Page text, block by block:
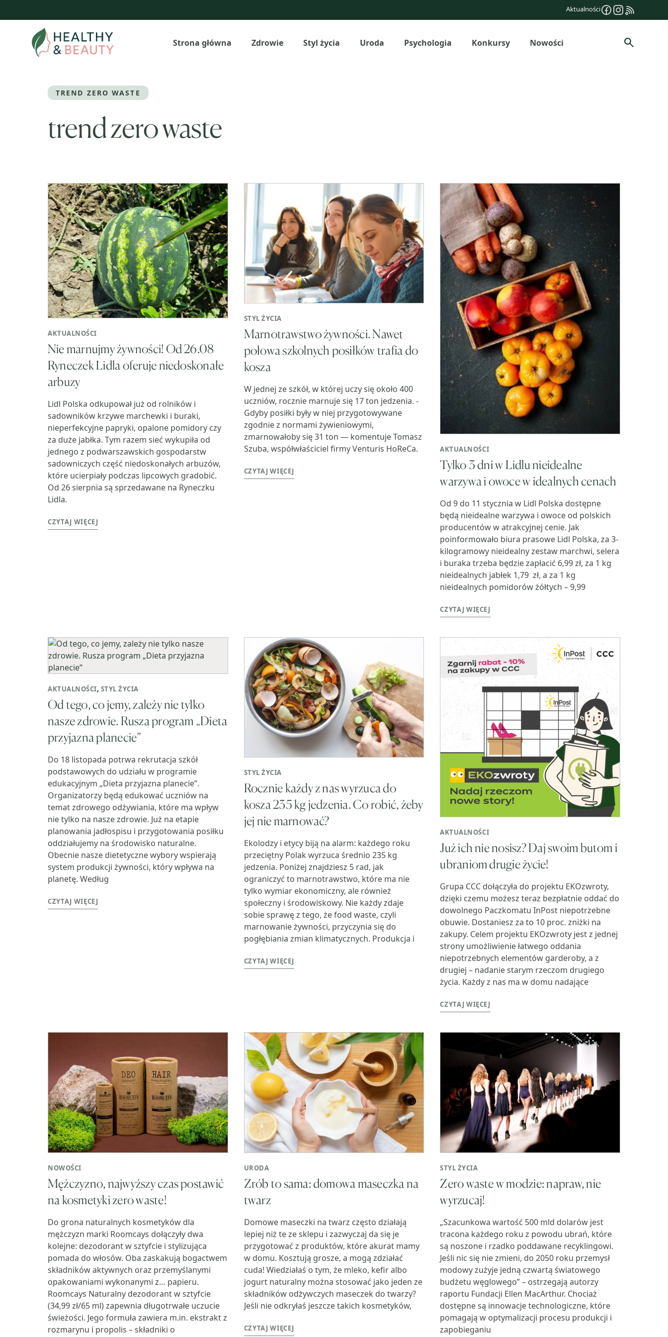
do
Aktualności
Strona główna Zdrowie Styl życia Uroda Psychologia Konkursy Nowości Szukaj
TREND ZERO WASTE
trend zero waste
AKTUALNOŚCI
Nie marnujmy żywności! Od 26.08
Ryneczek Lidla oferuje niedoskonałe
arbuzy
Lidl Polska odkupował już od rolników i
sadowników krzywe marchewki i buraki,
nieperfekcyjne papryki, opalone pomidory czy
za duże jabłka. Tym razem sieć wykupiła od
jednego z podwarszawskich gospodarstw
sadowniczych część niedoskonałych arbuzów,
które ucierpiały podczas lipcowych gradobić.
Od 26 sierpnia są sprzedawane na Ryneczku
Lidla.
CZYTAJ WIĘCEJ
STYL ŻYCIA
Marnotrawstwo żywności. Nawet
połowa szkolnych posiłków trafia do
kosza
W jednej ze szkół, w której uczy się około 400
uczniów, rocznie marnuje się 17 ton jedzenia. -
Gdyby posiłki były w niej przygotowywane
zgodnie z normami żywieniowymi,
zmarnowałoby się 31 ton — komentuje Tomasz
Szuba, współwłaściciel firmy Venturis HoReCa.
CZYTAJ WIĘCEJ
AKTUALNOŚCI
Tylko 3 dni w Lidlu nieidealne
warzywa i owoce w idealnych cenach
Od 9 do 11 stycznia w Lidl Polska dostępne
będą nieidealne warzywa i owoce od polskich
producentów w atrakcyjnej cenie. Jak
poinformowało biura prasowe Lidl Polska, za 3-
kilogramowy nieidealny zestaw marchwi, selera
i buraka trzeba będzie zapłacić 6,99 zł, za 1 kg
nieidealnych jabłek 1,79 zł, a za 1 kg
nieidealnych pomidorów żółtych – 9,99
CZYTAJ WIĘCEJ
AKTUALNOŚCI, STYL ŻYCIA
Od tego, co jemy, zależy nie tylko
nasze zdrowie. Rusza program „Dieta
przyjazna planecie”
Do 18 listopada potrwa rekrutacja szkół
podstawowych do udziału w programie
edukacyjnym „Dieta przyjazna planecie”.
Organizatorzy będą edukować uczniów na
temat zdrowego odżywiania, które ma wpływ
nie tylko na nasze zdrowie. Już na etapie
planowania jadłospisu i przygotowania posiłku
oddziałujemy na środowisko naturalne.
Obecnie nasze dietetyczne wybory wspierają
system produkcji żywności, który wpływa na
planetę. Według
CZYTAJ WIĘCEJ
STYL ŻYCIA
Rocznie każdy z nas wyrzuca do
kosza 235 kg jedzenia. Co robić, żeby
jej nie marnować?
Ekolodzy i etycy biją na alarm: każdego roku
przeciętny Polak wyrzuca średnio 235 kg
jedzenia. Poniżej znajdziesz 5 rad, jak
ograniczyć to marnotrawstwo, które ma nie
tylko wymiar ekonomiczny, ale również
społeczny i środowiskowy. Nie każdy zdaje
sobie sprawę z tego, że food waste, czyli
marnowanie żywności, przyczynia się do
pogłębiania zmian klimatycznych. Produkcja i
CZYTAJ WIĘCEJ
AKTUALNOŚCI
Już ich nie nosisz? Daj swoim butom i
ubraniom drugie życie!
Grupa CCC dołączyła do projektu EKOzwroty,
dzięki czemu możesz teraz bezpłatnie oddać do
dowolnego Paczkomatu InPost niepotrzebne
obuwie. Dostaniesz za to 10 proc. zniżki na
zakupy. Celem projektu EKOzwroty jest z jednej
strony umożliwienie łatwego oddania
niepotrzebnych elementów garderoby, a z
drugiej – nadanie starym rzeczom drugiego
życia. Każdy z nas ma w domu nadające
CZYTAJ WIĘCEJ
NOWOŚCI
Mężczyzno, najwyższy czas postawić
na kosmetyki zero waste!
Do grona naturalnych kosmetyków dla
mężczyzn marki Roomcays dołączyły dwa
kolejne: dezodorant w sztyfcie i stylizująca
pomada do włosów. Oba zaskakują bogactwem
składników aktywnych oraz przemyślanymi
opakowaniami wykonanymi z… papieru.
Roomcays Naturalny dezodorant w sztyfcie
(34,99 zł/65 ml) zapewnia długotrwałe uczucie
świeżości. Jego formuła zawiera m.in. ekstrakt z
rozmarynu i propolis – składniki o
URODA
Zrób to sama: domowa maseczka na
twarz
Domowe maseczki na twarz często działają
lepiej niż te ze sklepu i zazwyczaj da się je
przygotować z produktów, które akurat mamy
w domu. Kosztują grosze, a mogą zdziałać
cuda! Wiedziałaś o tym, że mleko, kefir albo
jogurt naturalny można stosować jako jeden ze
składników odżywczych maseczek do twarzy?
Jeśli nie odkryłaś jeszcze takich kosmetyków,
CZYTAJ WIĘCEJ
STYL ŻYCIA
Zero waste w modzie: napraw, nie
wyrzucaj!
„Szacunkowa wartość 500 mld dolarów jest
tracona każdego roku z powodu ubrań, które
są noszone i rzadko poddawane recyklingowi.
Jeśli nic się nie zmieni, do 2050 roku przemysł
modowy zużyje jedną czwartą światowego
budżetu węglowego” – ostrzegają autorzy
raportu Fundacji Ellen MacArthur. Chociaż
dostępne są innowacje technologiczne, które
pomagają w optymalizacji procesu produkcji i
zapobieganiu